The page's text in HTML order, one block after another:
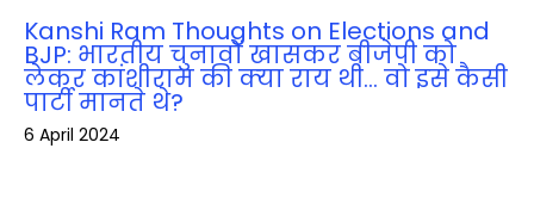
Kanshi Ram Thoughts on Elections and
BJP: भारतीय चुनावों खासकर बीजेपी को
लेकर कांशीराम की क्‍या राय थी… वो इसे कैसी
पार्टी मानते थे?
6 April 2024